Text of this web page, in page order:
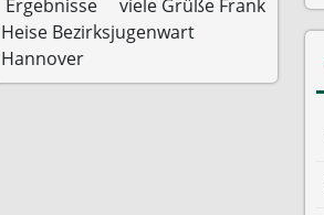
Ergebnisse viele Grüße Frank
Heise Bezirksjugenwart
Hannover